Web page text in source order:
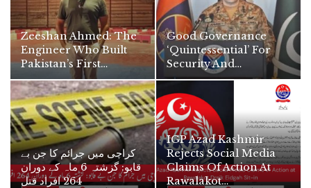
Zeeshan Ahmed: The
Engineer Who Built
Pakistan’s First…
Good Governance
‘quintessential’ For
Security And…
کراچی میں جرائم کا جن بے
قابو: گزشتہ 6 ماہ کے دوران
264 افراد قتل
IGP Azad Kashmir
Rejects Social Media
Claims Of Action At
Rawalakot…